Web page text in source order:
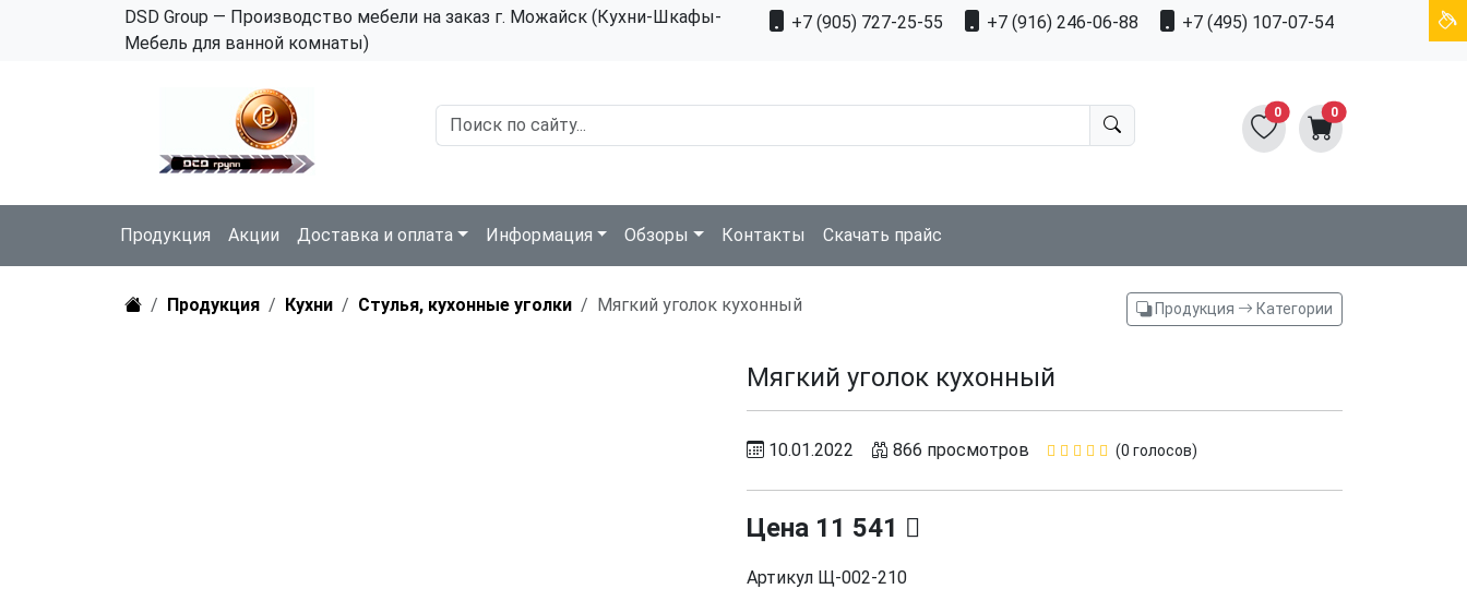
DSD Group — Производство мебели на заказ г. Можайск (Кухни-Шкафы-
Мебель для ванной комнаты)
+7 (905) 727-25-55 +7 (916) 246-06-88 +7 (495) 107-07-54
0 0
Продукция Акции Доставка и оплата Информация Обзоры Контакты Скачать прайс
Продукция Кухни Стулья, кухонные уголки Мягкий уголок кухонный Продукция Категории
Мягкий уголок кухонный
10.01.2022 866 просмотров (0 голосов)
Цена 11 541
Артикул Щ-002-210